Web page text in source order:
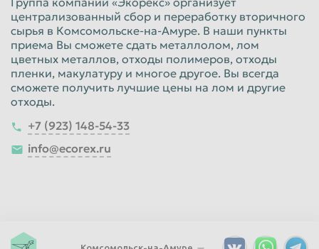
централизованный сбор и переработку вторичного
сырья в Комсомольске-на-Амуре. В наши пункты
приема Вы сможете сдать металлолом, лом
цветных металлов, отходы полимеров, отходы
пленки, макулатуру и многое другое. Вы всегда
сможете получить лучшие цены на лом и другие
отходы.
+7 (923) 148-54-33
info@ecorex.ru